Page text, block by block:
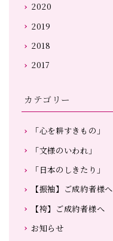
2020
2019
2018
2017
カテゴリー
「心を耕すきもの」
「文様のいわれ」
「日本のしきたり」
【振袖】ご成約者様へ
【袴】ご成約者様へ
お知らせ